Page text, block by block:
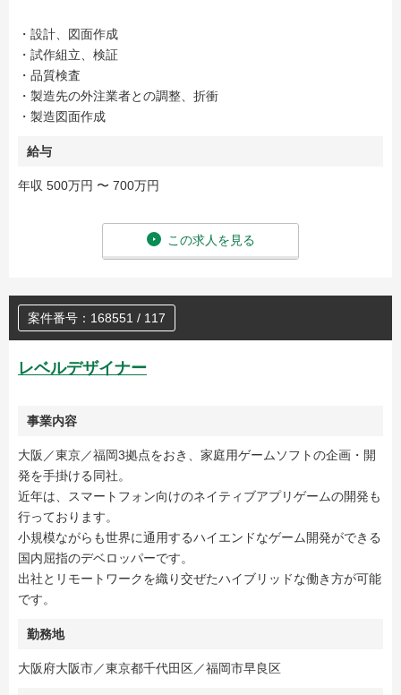
・設計、図面作成
・試作組立、検証
・品質検査
・製造先の外注業者との調整、折衝
・製造図面作成
給与
年収 500万円 〜 700万円
この求人を見る
案件番号：168551 / 117
レベルデザイナー
事業内容
大阪／東京／福岡3拠点をおき、家庭用ゲームソフトの企画・開
発を手掛ける同社。
近年は、スマートフォン向けのネイティブアプリゲームの開発も
行っております。
小規模ながらも世界に通用するハイエンドなゲーム開発ができる
国内屈指のデベロッパーです。
出社とリモートワークを織り交ぜたハイブリッドな働き方が可能
です。
勤務地
大阪府大阪市／東京都千代田区／福岡市早良区